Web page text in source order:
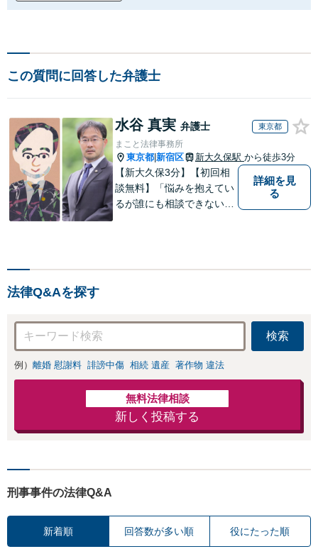
この質問に回答した弁護士
水谷 真実 弁護士 東京都
まこと法律事務所
東京都 新宿区 新大久保駅 から徒歩3分
【新大久保3分】【初回相
談無料】「悩みを抱えてい
るが誰にも相談できない」
詳細を見
る
法律Q&Aを探す
検索
例） 離婚 慰謝料 誹謗中傷 相続 遺産 著作物 違法
無料法律相談
新しく投稿する
刑事事件の法律Q&A
新着順 回答数が多い順 役にたった順